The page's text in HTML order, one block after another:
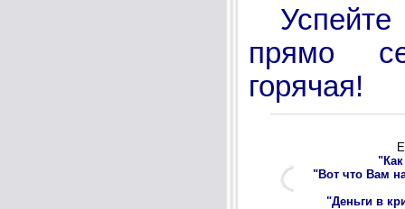
прямо
горячая!
"Как
"Вот что Вам
"Деньги в